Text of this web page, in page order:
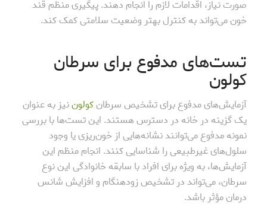
صورت نیاز، اقدامات لازم را انجام دهند. پیگیری منظم قند
خون می‌تواند به کنترل بهتر وضعیت سلامتی کمک کند.
تست‌های مدفوع برای سرطان
کولون
آزمایش‌های مدفوع برای تشخیص سرطانکولوننیز به عنوان
یک گزینه در خانه در دسترس هستند. این تست‌ها با بررسی
نمونه مدفوع می‌توانند نشانه‌هایی از خون‌ریزی یا وجود
سلول‌های غیرطبیعی را شناسایی کنند. انجام منظم این
آزمایش‌ها، به ویژه برای افراد با سابقه خانوادگی این نوع
سرطان، می‌تواند در تشخیص زودهنگام و افزایش شانس
درمان مؤثر باشد.